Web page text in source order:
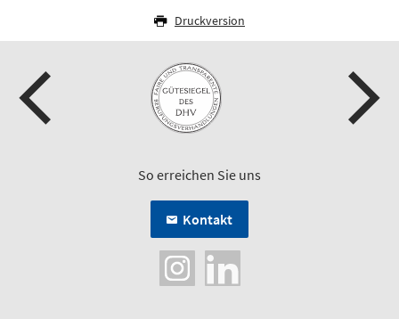
Druckversion
So erreichen Sie uns
Kontakt